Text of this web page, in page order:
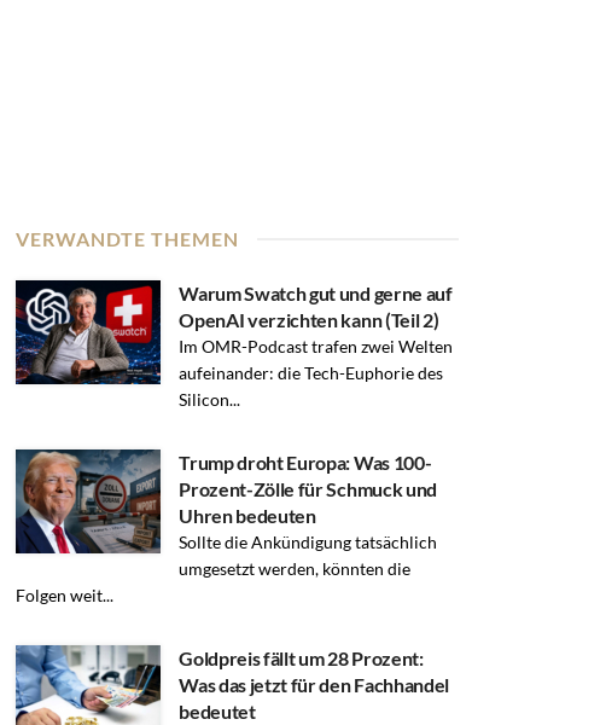
VERWANDTE THEMEN
Warum Swatch gut und gerne auf
OpenAI verzichten kann (Teil 2)
Im OMR-Podcast trafen zwei Welten
aufeinander: die Tech-Euphorie des
Silicon...
Trump droht Europa: Was 100-
Prozent-Zölle für Schmuck und
Uhren bedeuten
Sollte die Ankündigung tatsächlich
umgesetzt werden, könnten die
Folgen weit...
Goldpreis fällt um 28 Prozent:
Was das jetzt für den Fachhandel
bedeutet